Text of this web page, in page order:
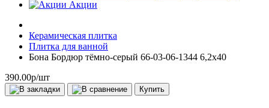
Акции
Керамическая плитка
Плитка для ванной
Бона Бордюр тёмно-серый 66-03-06-1344 6,2х40
390.00р/шт
Купить